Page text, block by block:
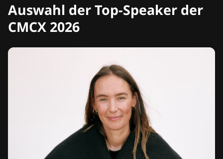
Auswahl der Top-Speaker der
CMCX 2026